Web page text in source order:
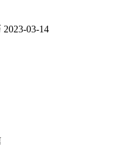
2023-03-14